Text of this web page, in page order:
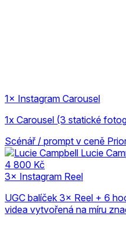
1× Instagram Carousel
1x Carousel (3 statické
Scénář / prompt v ceně
Lucie
4 800 Kč
3× Instagram Reel
UGC balíček 3× Reel + 6
videa vytvořená na míru